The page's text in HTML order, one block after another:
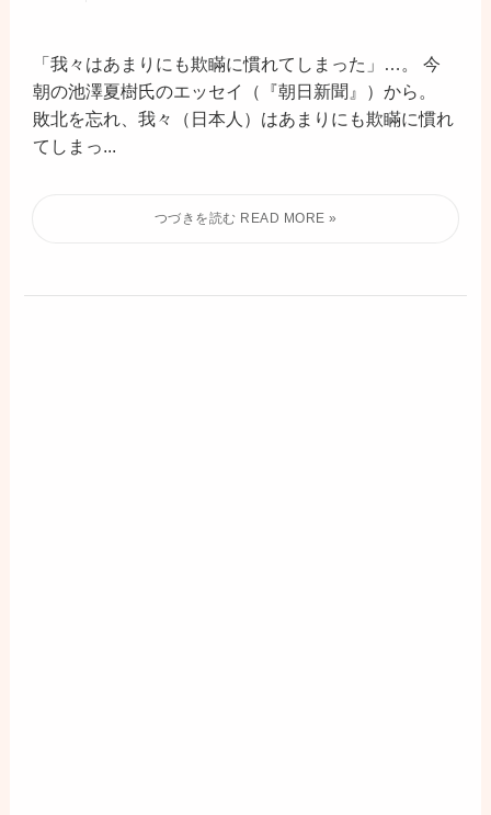
「我々はあまりにも欺瞞に慣れてしまった」…。 今
朝の池澤夏樹氏のエッセイ（『朝日新聞』）から。
敗北を忘れ、我々（日本人）はあまりにも欺瞞に慣れ
てしまっ...